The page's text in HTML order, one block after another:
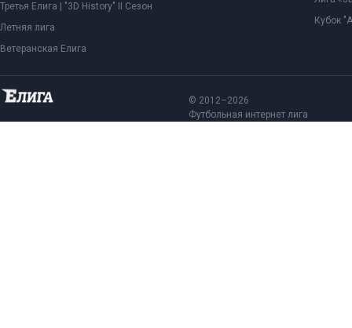
Третья Елига | "3D History" II Сезон
Летняя лига
Ветеранская Елига
Кубок
© 2012–2026
Футбольная интернет лига